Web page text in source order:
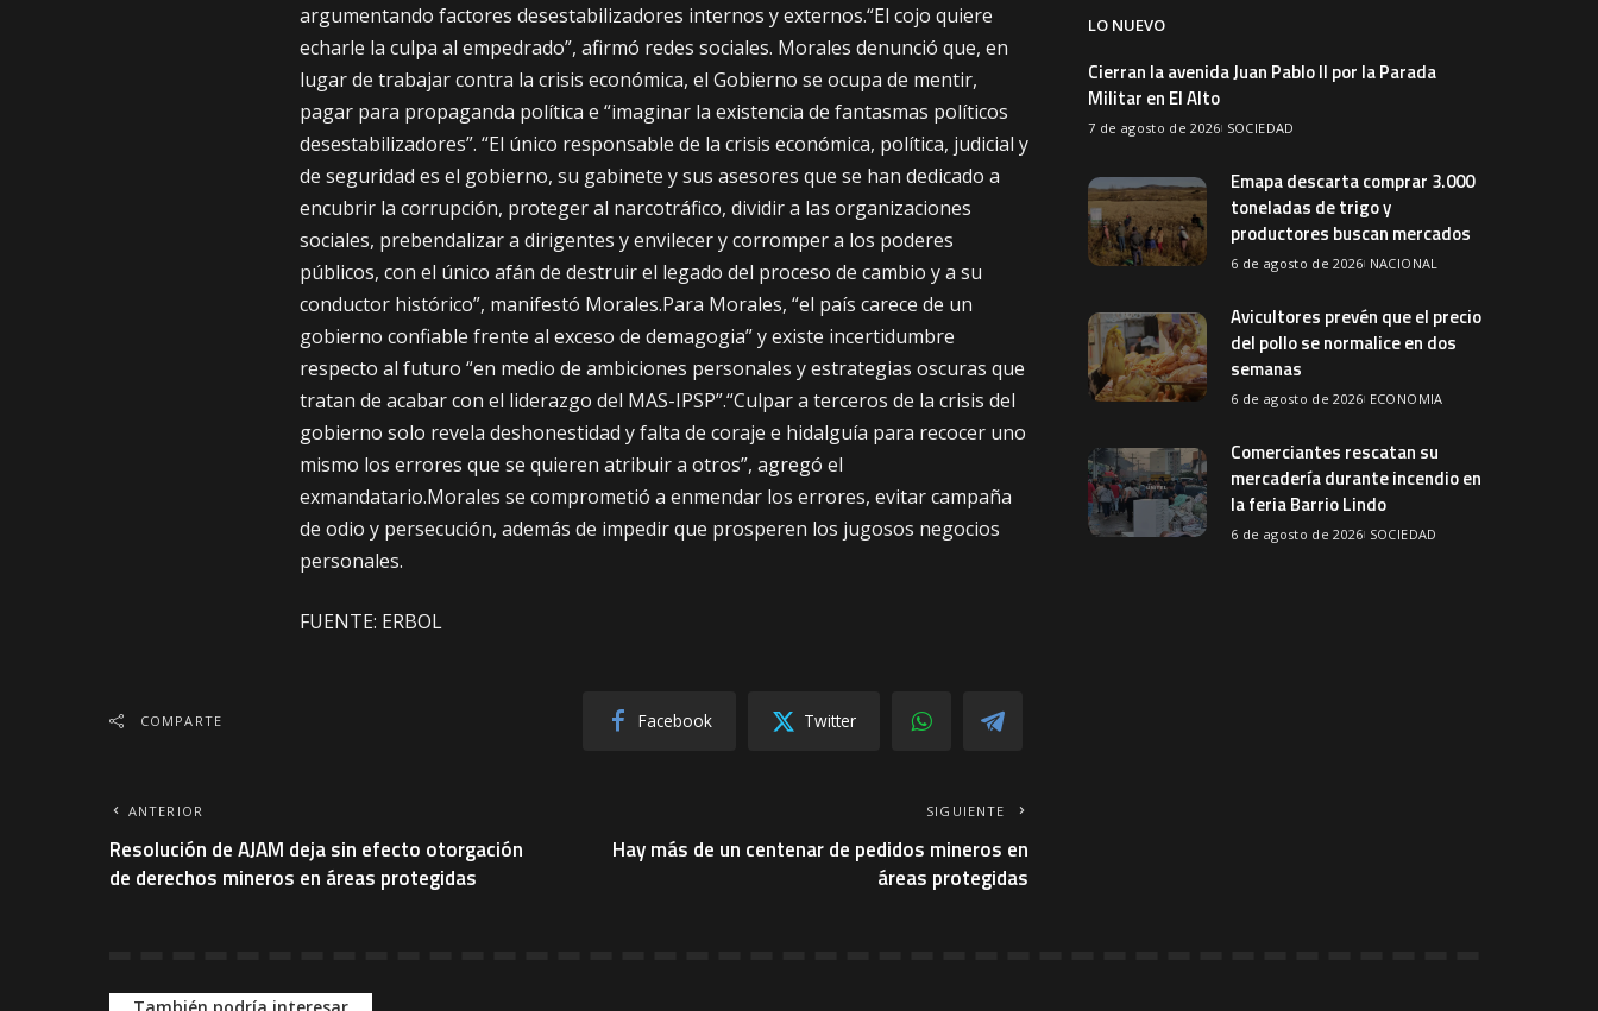
argumentando factores desestabilizadores internos y externos.“El cojo quiere
echarle la culpa al empedrado”, afirmó redes sociales. Morales denunció que, en
lugar de trabajar contra la crisis económica, el Gobierno se ocupa de mentir,
pagar para propaganda política e “imaginar la existencia de fantasmas políticos
desestabilizadores”. “El único responsable de la crisis económica, política, judicial y
de seguridad es el gobierno, su gabinete y sus asesores que se han dedicado a
encubrir la corrupción, proteger al narcotráfico, dividir a las organizaciones
sociales, prebendalizar a dirigentes y envilecer y corromper a los poderes
públicos, con el único afán de destruir el legado del proceso de cambio y a su
conductor histórico”, manifestó Morales.Para Morales, “el país carece de un
gobierno confiable frente al exceso de demagogia” y existe incertidumbre
respecto al futuro “en medio de ambiciones personales y estrategias oscuras que
tratan de acabar con el liderazgo del MAS-IPSP”.“Culpar a terceros de la crisis del
gobierno solo revela deshonestidad y falta de coraje e hidalguía para recocer uno
mismo los errores que se quieren atribuir a otros”, agregó el
exmandatario.Morales se comprometió a enmendar los errores, evitar campaña
de odio y persecución, además de impedir que prosperen los jugosos negocios
personales.
FUENTE: ERBOL
COMPARTE Facebook Twitter
ANTERIOR
Resolución de AJAM deja sin efecto otorgación
de derechos mineros en áreas protegidas
SIGUIENTE
Hay más de un centenar de pedidos mineros en
áreas protegidas
LO NUEVO
Cierran la avenida Juan Pablo II por la Parada
Militar en El Alto
7 de agosto de 2026 SOCIEDAD
Emapa descarta comprar 3.000
toneladas de trigo y
productores buscan mercados
6 de agosto de 2026 NACIONAL
Avicultores prevén que el precio
del pollo se normalice en dos
semanas
6 de agosto de 2026 ECONOMIA
Comerciantes rescatan su
mercadería durante incendio en
la feria Barrio Lindo
6 de agosto de 2026 SOCIEDAD
También podría interesar